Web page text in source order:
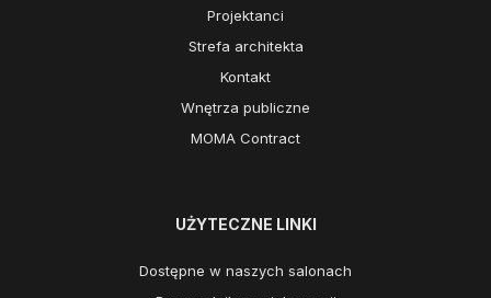
Projektanci
Strefa architekta
Kontakt
Wnętrza publiczne
MOMA Contract
UŻYTECZNE LINKI
Dostępne w naszych salonach